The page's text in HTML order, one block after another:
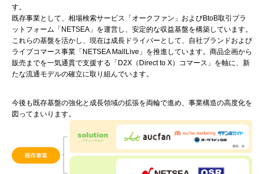
す。
既存事業として、相場検索サービス「オークファン」およびBtoB取引プラ
ットフォーム「NETSEA」を運営し、安定的な収益基盤を構築しています。
これらの基盤を活かし、現在は成長ドライバーとして、自社ブランドおよび
ライブコマース事業「NETSEA MallLive」を推進しています。商品企画から
販売までを一気通貫で支援する「D2X（Direct to X）コマース」を軸に、新
たな流通モデルの確立に取り組んでいます。
今後も既存基盤の強化と成長領域の拡張を両輪で進め、事業構造の高度化を
図ってまいります。